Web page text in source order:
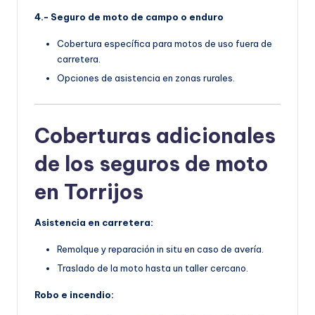
4.- Seguro de moto de campo o enduro
Cobertura específica para motos de uso fuera de
carretera.
Opciones de asistencia en zonas rurales.
Coberturas adicionales
de los seguros de moto
en Torrijos
Asistencia en carretera:
Remolque y reparación in situ en caso de avería.
Traslado de la moto hasta un taller cercano.
Robo e incendio: